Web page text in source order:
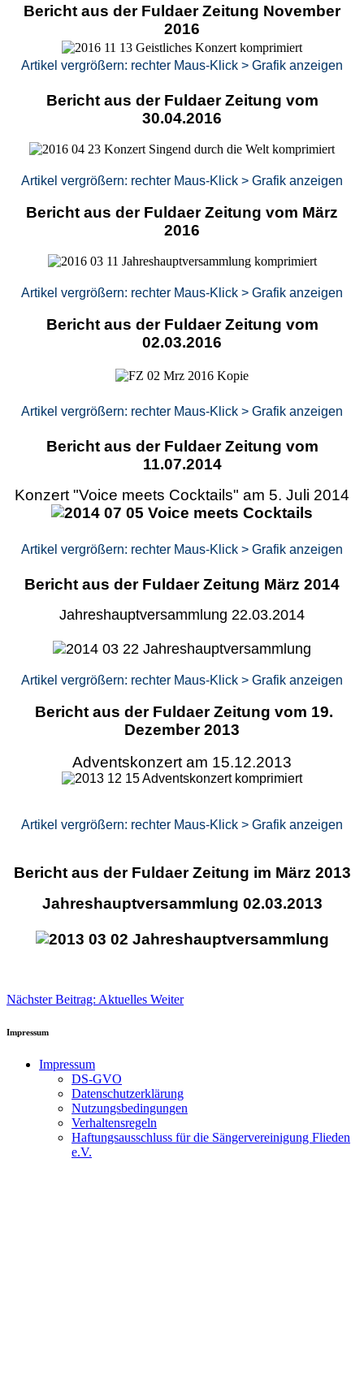
Bericht aus der Fuldaer Zeitung November
2016
Artikel vergrößern: rechter Maus-Klick > Grafik anzeigen
Bericht aus der Fuldaer Zeitung vom
30.04.2016
Artikel vergrößern: rechter Maus-Klick > Grafik anzeigen
Bericht aus der Fuldaer Zeitung vom März
2016
Artikel vergrößern: rechter Maus-Klick > Grafik anzeigen
Bericht aus der Fuldaer Zeitung vom
02.03.2016
Artikel vergrößern: rechter Maus-Klick > Grafik anzeigen
Bericht aus der Fuldaer Zeitung vom
11.07.2014
Konzert "Voice meets Cocktails" am 5. Juli 2014
Artikel vergrößern: rechter Maus-Klick > Grafik anzeigen
Bericht aus der Fuldaer Zeitung März 2014
Jahreshauptversammlung 22.03.2014
Artikel vergrößern: rechter Maus-Klick > Grafik anzeigen
Bericht aus der Fuldaer Zeitung vom 19.
Dezember 2013
Adventskonzert am 15.12.2013
Artikel vergrößern: rechter Maus-Klick > Grafik anzeigen
Bericht aus der Fuldaer Zeitung im März 2013
Jahreshauptversammlung 02.03.2013
Nächster Beitrag: Aktuelles Weiter
Impressum
Impressum
DS-GVO
Datenschutzerklärung
Nutzungsbedingungen
Verhaltensregeln
Haftungsausschluss für die Sängervereinigung Flieden
e.V.